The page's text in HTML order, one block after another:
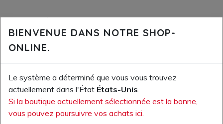
1 ADMIN / UTILISATEUR
L’application est à la disposition de 20 personnes en un
seul site. Autres sites en option.
10 POINTS CFST
Les contenus se basent sur les 10 éléments du concept
ASA pour la sécurité et la protection sanitaire sur le lieu
BIENVENUE DANS NOTRE SHOP-
ONLINE.
Le système a déterminé que vous vous trouvez
actuellement dans l'État États-Unis
Si la boutique actuellement sélectionnée est la bonne,
vous pouvez poursuivre vos achats ici.